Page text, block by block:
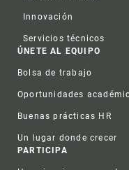
Innovación
Servicios técnicos
ÚNETE AL EQUIPO
Bolsa de trabajo
Oportunidades
Buenas prácticas HR
Un lugar donde crecer
PARTICIPA